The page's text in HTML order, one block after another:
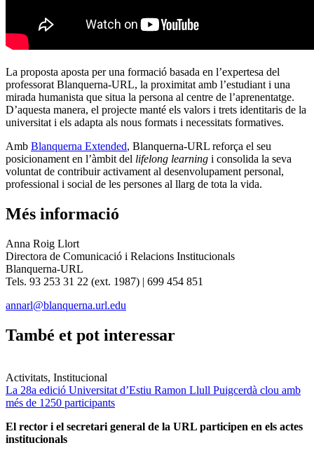
La proposta aposta per una formació basada en l’expertesa del
professorat Blanquerna-URL, la proximitat amb l’estudiant i una
mirada humanista que situa la persona al centre de l’aprenentatge.
D’aquesta manera, el projecte manté els valors i trets identitaris de la
universitat i els adapta als nous formats i necessitats formatives.
Amb Blanquerna Extended, Blanquerna-URL reforça el seu
posicionament en l’àmbit del lifelong learning i consolida la seva
voluntat de contribuir activament al desenvolupament personal,
professional i social de les persones al llarg de tota la vida.
Més informació
Anna Roig Llort
Directora de Comunicació i Relacions Institucionals
Blanquerna-URL
Tels. 93 253 31 22 (ext. 1987) | 699 454 851
annarl@blanquerna.url.edu
També et pot interessar
Activitats, Institucional
La 28a edició Universitat d’Estiu Ramon Llull Puigcerdà clou amb
més de 1250 participants
El rector i el secretari general de la URL participen en els actes
institucionals